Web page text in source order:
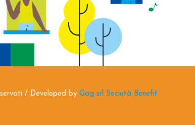
/ Developed by Gag srl Società Benefit